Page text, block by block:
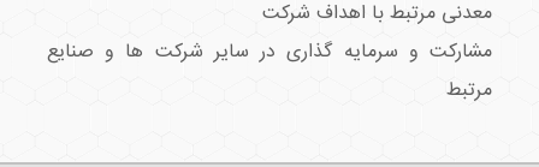
معدنی مرتبط با اهداف شرکت
مشارکت و سرمایه گذاری در سایر شرکت ها و صنایع
مرتبط